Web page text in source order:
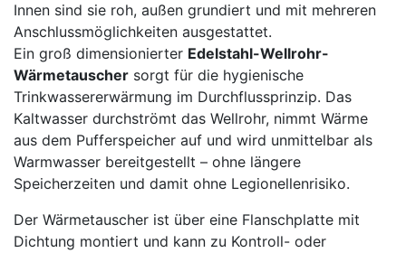
Innen sind sie roh, außen grundiert und mit mehreren
Anschlussmöglichkeiten ausgestattet.
Ein groß dimensionierter Edelstahl-Wellrohr-
Wärmetauscher sorgt für die hygienische
Trinkwassererwärmung im Durchflussprinzip. Das
Kaltwasser durchströmt das Wellrohr, nimmt Wärme
aus dem Pufferspeicher auf und wird unmittelbar als
Warmwasser bereitgestellt – ohne längere
Speicherzeiten und damit ohne Legionellenrisiko.
Der Wärmetauscher ist über eine Flanschplatte mit
Dichtung montiert und kann zu Kontroll- oder